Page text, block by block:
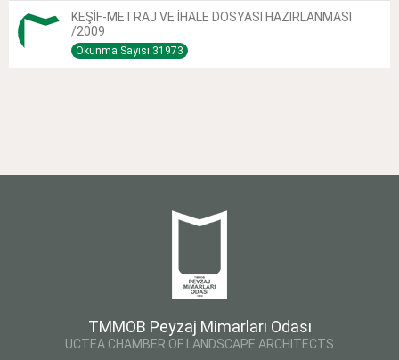
KEŞİF-METRAJ VE İHALE DOSYASI HAZIRLANMASI
/2009
Okunma Sayısı:31973
TMMOB Peyzaj Mimarları Odası
UCTEA CHAMBER OF LANDSCAPE ARCHITECTS